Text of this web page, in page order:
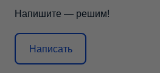
Напишите — решим!
Написать